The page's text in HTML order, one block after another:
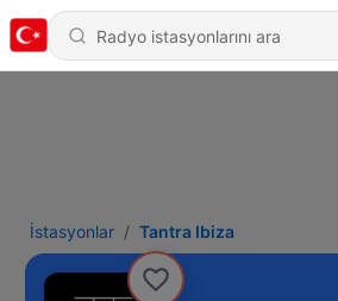
İstasyonlar Tantra Ibiza